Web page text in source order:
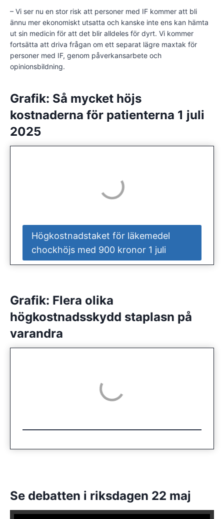
– Vi ser nu en stor risk att personer med IF kommer att bli
ännu mer ekonomiskt utsatta och kanske inte ens kan hämta
ut sin medicin för att det blir alldeles för dyrt. Vi kommer
fortsätta att driva frågan om ett separat lägre maxtak för
personer med IF, genom påverkansarbete och
opinionsbildning.
Grafik: Så mycket höjs
kostnaderna för patienterna 1 juli
2025
Högkostnadstaket för läkemedel
chockhöjs med 900 kronor 1 juli
Grafik: Flera olika
högkostnadsskydd staplasn på
varandra
Se debatten i riksdagen 22 maj